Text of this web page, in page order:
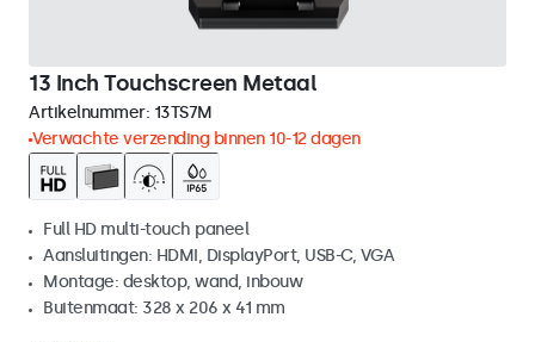
13 Inch Touchscreen Metaal
Artikelnummer: 13TS7M
Verwachte verzending binnen 10-12 dagen
Full HD multi-touch paneel
Aansluitingen: HDMI, DisplayPort, USB-C, VGA
Montage: desktop, wand, inbouw
Buitenmaat: 328 x 206 x 41 mm